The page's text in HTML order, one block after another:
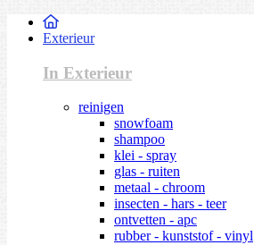
Exterieur
In Exterieur
reinigen
snowfoam
shampoo
klei - spray
glas - ruiten
metaal - chroom
insecten - hars - teer
ontvetten - apc
rubber - kunststof - vinyl